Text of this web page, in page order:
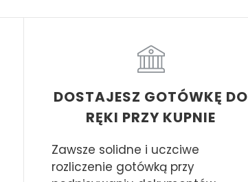
DOSTAJESZ GOTÓWKĘ DO
RĘKI PRZY KUPNIE
Zawsze solidne i uczciwe
rozliczenie gotówką przy